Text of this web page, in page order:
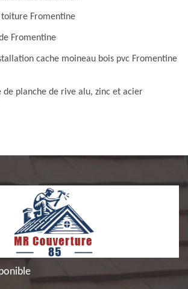
Fromentine
Fromentine
cache moineau bois pvc Fromentine
de planche de rive alu, zinc et acier